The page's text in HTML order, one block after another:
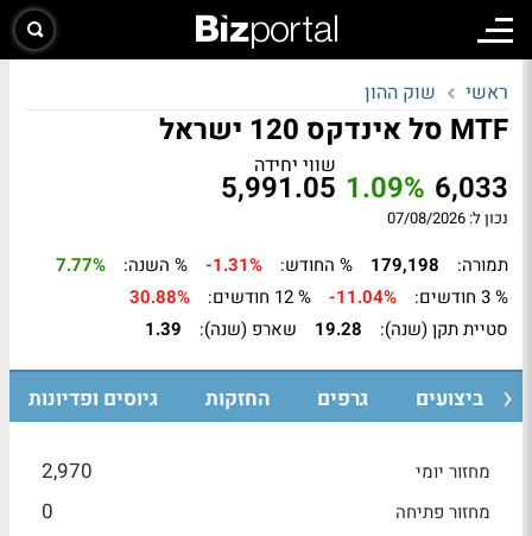
ראשי שוק ההון
MTF סל אינדקס 120 ישראל
6,033
1.09%
שווי יחידה
5,991.05
נכון ל: 07/08/2026
תמורה: 179,198 % החודש: -1.31% % השנה:
7.77%
% 3 חודשים:
-11.04% % 12 חודשים:
30.88%
סטיית תקן (שנה):
19.28 שארפ (שנה): 1.39
ביצועים גרפים החזקות גיוסים ופדיונות
מחזור יומי 2,970
מחזור פתיחה 0